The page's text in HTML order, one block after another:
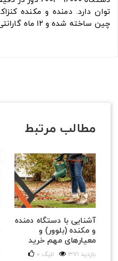
چین ساخته شده و ۱۲ ماه گارانتی دارد.
مطالب مرتبط
آشنایی با دستگاه دمنده
و مکنده (بلوور) و
معیارهای مهم خرید
371 بازدید 0 لایک